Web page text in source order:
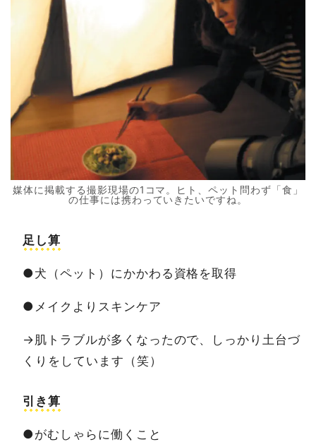
媒体に掲載する撮影現場の1コマ。ヒト、ペット問わず「食」
の仕事には携わっていきたいですね。
足し算
●犬（ペット）にかかわる資格を取得
●メイクよりスキンケア
→肌トラブルが多くなったので、しっかり土台づ
くりをしています（笑）
引き算
●がむしゃらに働くこと